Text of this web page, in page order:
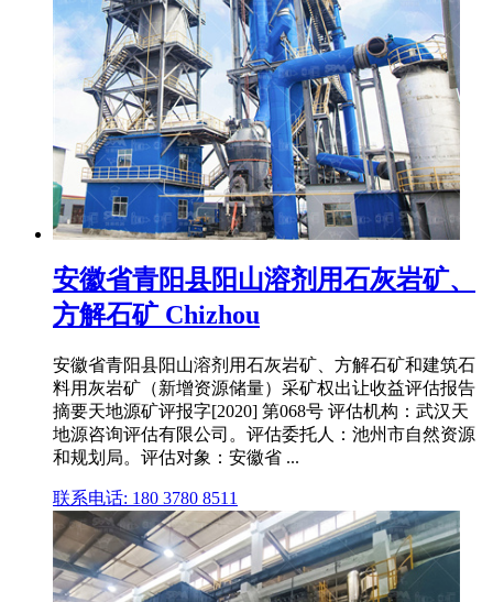
安徽省青阳县阳山溶剂用石灰岩矿、
方解石矿 Chizhou
安徽省青阳县阳山溶剂用石灰岩矿、方解石矿和建筑石
料用灰岩矿（新增资源储量）采矿权出让收益评估报告
摘要天地源矿评报字[2020] 第068号 评估机构：武汉天
地源咨询评估有限公司。评估委托人：池州市自然资源
和规划局。评估对象：安徽省 ...
联系电话: 180 3780 8511